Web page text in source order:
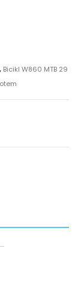
, Bicikl W860 MTB 29